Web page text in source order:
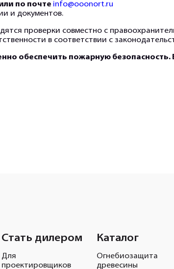
по почте info@ooonort.ru
и документов.
проверки совместно с
в соответствии с
обеспечить пожарную безопасность.
Стать дилером
Для
проектировщиков
Каталог
Огнебиозащита
древесины